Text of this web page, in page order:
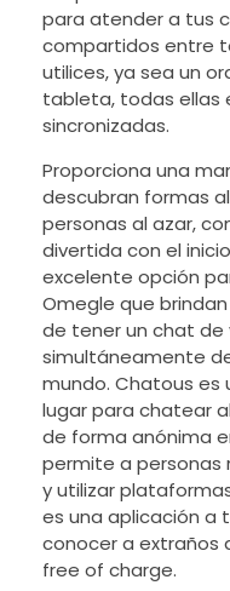
para atender a tus
compartidos entre
utilices, ya sea un
tableta, todas
sincronizadas.
Proporciona una
descubran formas
personas al azar,
divertida con el
excelente opción
Omegle que
de tener un chat de
simultáneamente
mundo. Chatous es
lugar para chatear
de forma anónima
permite a personas
y utilizar
es una aplicación a
conocer a extraños
free of charge.